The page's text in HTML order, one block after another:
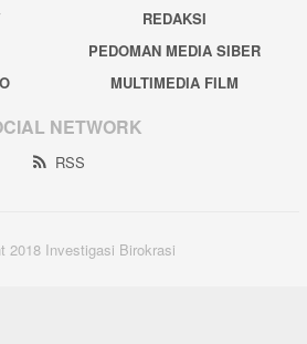
REDAKSI
PEDOMAN MEDIA SIBER
MULTIMEDIA FILM
NETWORK
RSS
2018 Investigasi Birokrasi